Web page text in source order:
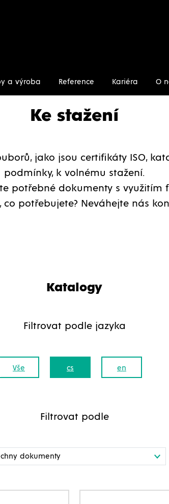
a výroba Reference Kariéra O
Ke stažení
jako jsou certifikáty ISO,
podmínky, k volnému stažení.
potřebné dokumenty s využitím
co potřebujete? Neváhejte nás
Katalogy
Filtrovat podle jazyka
Vše cs en
Filtrovat podle